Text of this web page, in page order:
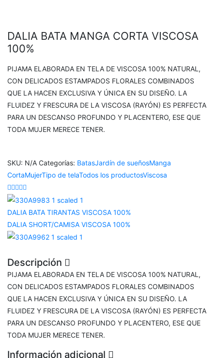
DALIA BATA MANGA CORTA VISCOSA
100%
PIJAMA ELABORADA EN TELA DE VISCOSA 100% NATURAL,
CON DELICADOS ESTAMPADOS FLORALES COMBINADOS
QUE LA HACEN EXCLUSIVA Y ÚNICA EN SU DISEÑO. LA
FLUIDEZ Y FRESCURA DE LA VISCOSA (RAYÓN) ES PERFECTA
PARA UN DESCANSO PROFUNDO Y PLACENTERO, ESE QUE
TODA MUJER MERECE TENER.
SKU: N/A Categorías: BatasJardín de sueñosManga
CortaMujerTipo de telaTodos los productosViscosa
DALIA BATA TIRANTAS VISCOSA 100%
DALIA SHORT/CAMISA VISCOSA 100%
Descripción
PIJAMA ELABORADA EN TELA DE VISCOSA 100% NATURAL,
CON DELICADOS ESTAMPADOS FLORALES COMBINADOS
QUE LA HACEN EXCLUSIVA Y ÚNICA EN SU DISEÑO. LA
FLUIDEZ Y FRESCURA DE LA VISCOSA (RAYÓN) ES PERFECTA
PARA UN DESCANSO PROFUNDO Y PLACENTERO, ESE QUE
TODA MUJER MERECE TENER.
Información adicional